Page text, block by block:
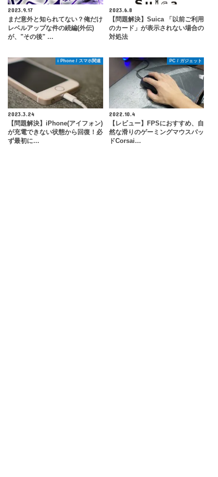
2023.9.17
まだ意外と知られてない？俺だけ
レベルアップな件の続編(外伝)
が、"その後" …
2023.6.8
【問題解決】Suica 「以前ご利用
のカード」が表示されない場合の
対処法
i Phone / スマホ関連
2023.3.24
【問題解決】iPhone(アイフォン)
が充電できない状態から回復！必
ず最初に…
PC / ガジェット
2022.10.4
【レビュー】FPSにおすすめ、自
然な滑りのゲーミングマウスパッ
ドCorsai…